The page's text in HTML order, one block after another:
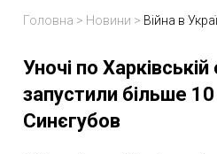
Головна > Новини > Війна в
Уночі по Харківській
запустили більше
Синєгубов